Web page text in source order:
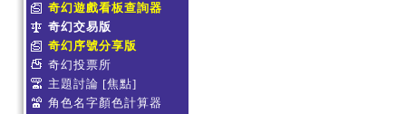
奇幻遊戲看板查詢器
奇幻交易版
奇幻序號分享版
奇幻投票所
主題討論 [焦點]
角色名字顏色計算器